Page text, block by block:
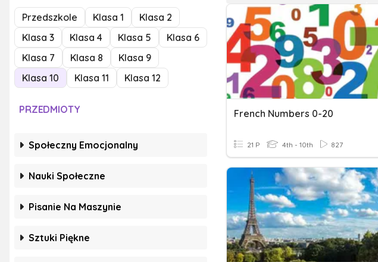
Przedszkole Klasa 1
Klasa 2
Klasa 3
Klasa 4 Klasa 5
Klasa 6
Klasa 7
Klasa 8
Klasa 9
Klasa 10
Klasa 11 Klasa 12
PRZEDMIOTY
Społeczny Emocjonalny
Nauki Społeczne
Pisanie Na Maszynie
Sztuki Piękne
French Numbers 0-20
21 P 4th - 10th 827